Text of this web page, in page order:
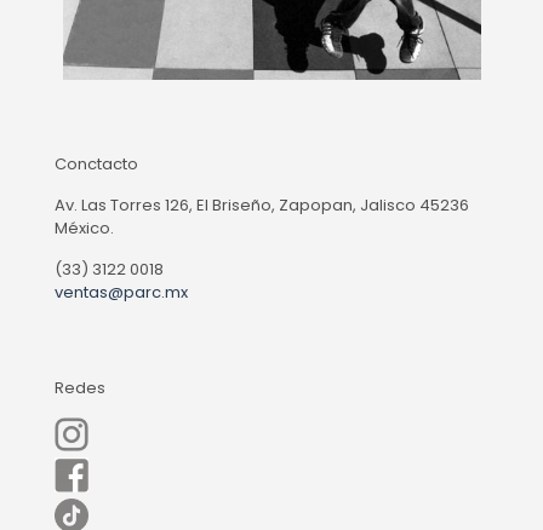
Conctacto
Av. Las Torres 126, El Briseño, Zapopan, Jalisco 45236
México.
(33) 3122 0018
ventas@parc.mx
Redes